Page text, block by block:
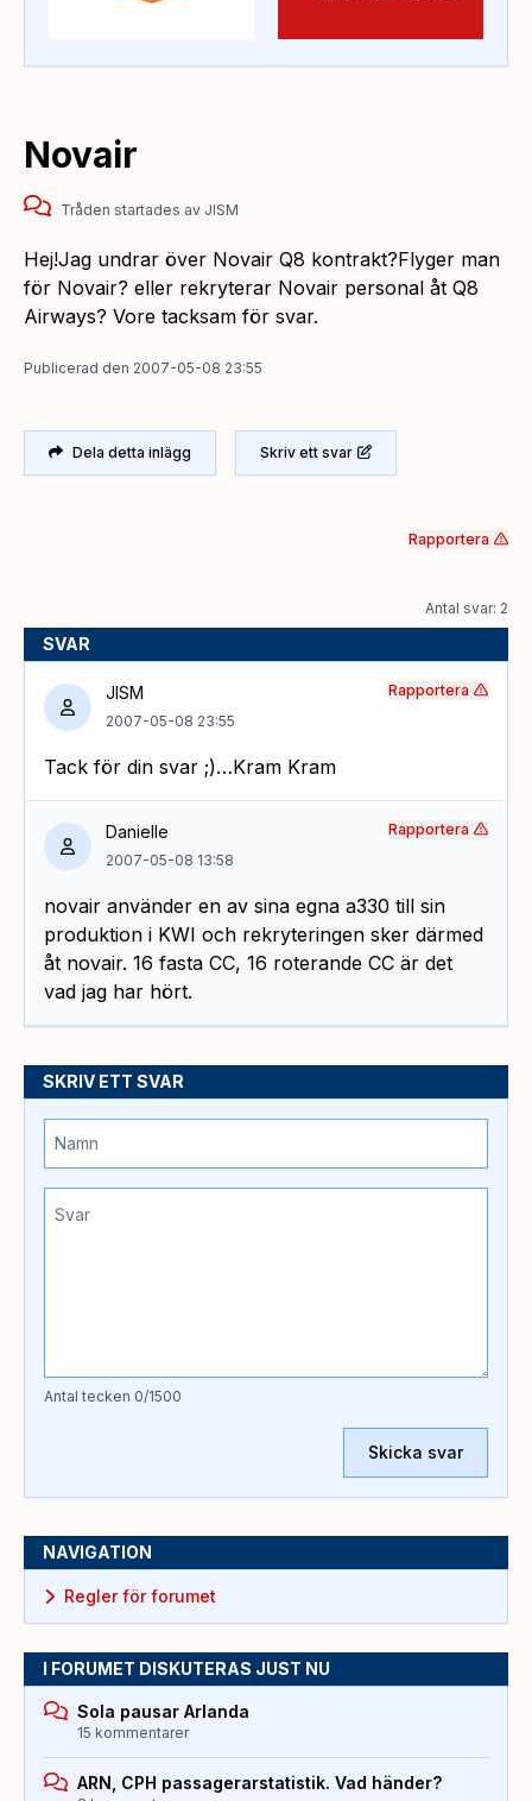
Novair
Tråden startades av JISM
Hej!Jag undrar över Novair Q8 kontrakt?Flyger man
för Novair? eller rekryterar Novair personal åt Q8
Airways? Vore tacksam för svar.
Publicerad den 2007-05-08 23:55
Dela detta inlägg Skriv ett svar
Rapportera
Antal svar: 2
SVAR
JISM
2007-05-08 23:55
Tack för din svar ;)…Kram Kram
Rapportera
Danielle
2007-05-08 13:58
novair använder en av sina egna a330 till sin
produktion i KWI och rekryteringen sker därmed
åt novair. 16 fasta CC, 16 roterande CC är det
vad jag har hört.
Rapportera
SKRIV ETT SVAR
Antal tecken 0/1500
Skicka svar
NAVIGATION
Regler för forumet
I FORUMET DISKUTERAS JUST NU
Sola pausar Arlanda
15 kommentarer
ARN, CPH passagerarstatistik. Vad händer?